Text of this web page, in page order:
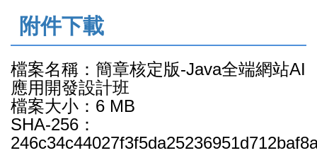
附件下載
檔案名稱：簡章核定版-Java全端網站AI
應用開發設計班
檔案大小：6 MB
SHA-256：